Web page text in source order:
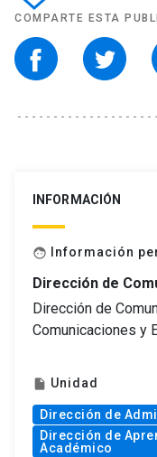
COMPARTE ESTA
INFORMACIÓN
face Información
Dirección de
Dirección de
Comunicaciones y
insert_drive_file Unidad
Dirección de
Dirección de
Académico